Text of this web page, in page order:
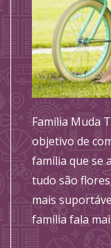
Família Muda
objetivo de
família que se
tudo são
mais
família fala